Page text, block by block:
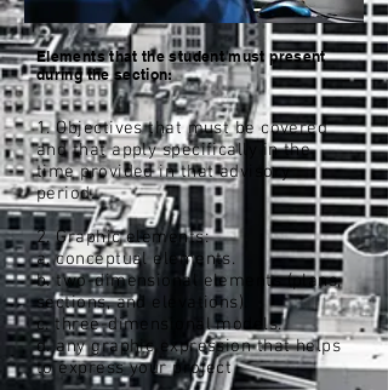
Elements that the student must present
during the section:
1. Objectives that must be covered
and that apply specifically in the
time provided in that advisory
period.
2. Graphic elements:
a. conceptual elements.
b. two-dimensional elements (plans,
sections, and elevations).
c. three-dimensional models.
d. any graphic expression that helps
to express your project